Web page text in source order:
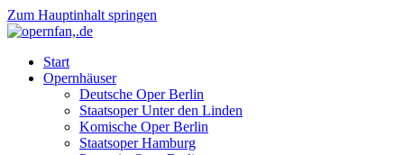
Zum Hauptinhalt springen
Start
Opernhäuser
Deutsche Oper Berlin
Staatsoper Unter den Linden
Komische Oper Berlin
Staatsoper Hamburg